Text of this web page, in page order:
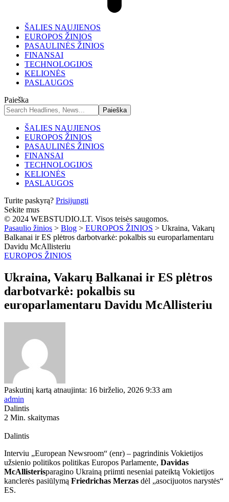
ŠALIES NAUJIENOS
EUROPOS ŽINIOS
PASAULINĖS ŽINIOS
FINANSAI
TECHNOLOGIJOS
KELIONĖS
PASLAUGOS
Paieška
ŠALIES NAUJIENOS
EUROPOS ŽINIOS
PASAULINĖS ŽINIOS
FINANSAI
TECHNOLOGIJOS
KELIONĖS
PASLAUGOS
Turite paskyrą? Prisijungti
Sekite mus
© 2024 WEBSTUDIO.LT. Visos teisės saugomos.
Pasaulio žinios > Blog > EUROPOS ŽINIOS > Ukraina, Vakarų
Balkanai ir ES plėtros darbotvarkė: pokalbis su europarlamentaru
Davidu McAllisteriu
EUROPOS ŽINIOS
Ukraina, Vakarų Balkanai ir ES plėtros
darbotvarkė: pokalbis su
europarlamentaru Davidu McAllisteriu
Paskutinį kartą atnaujinta: 16 birželio, 2026 9:33 am
admin
Dalintis
2 Min. skaitymas
Dalintis
Interviu „European Newsroom“ (enr) – pagrindinis Vokietijos
užsienio politikos politikas Europos Parlamente, Davidas
McAllisterisparagino Ukrainą priimti neseniai pateiktą Vokietijos
kanclerės pasiūlymą Friedrichas Merzas dėl „asocijuotos narystės“
ES.